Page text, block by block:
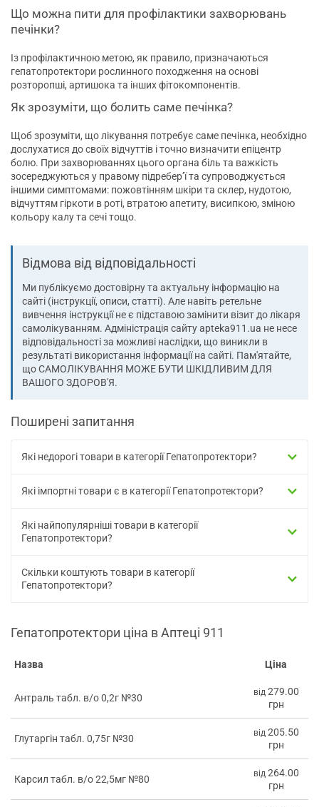
Що можна пити для профілактики захворювань
печінки?
Із профілактичною метою, як правило, призначаються
гепатопротектори рослинного походження на основі
розторопші, артишока та інших фітокомпонентів.
Як зрозуміти, що болить саме печінка?
Щоб зрозуміти, що лікування потребує саме печінка, необхідно
дослухатися до своїх відчуттів і точно визначити епіцентр
болю. При захворюваннях цього органа біль та важкість
зосереджуються у правому підребер’ї та супроводжується
іншими симптомами: пожовтінням шкіри та склер, нудотою,
відчуттям гіркоти в роті, втратою апетиту, висипкою, зміною
кольору калу та сечі тощо.
Відмова від відповідальності
Ми публікуємо достовірну та актуальну інформацію на
сайті (інструкції, описи, статті). Але навіть ретельне
вивчення інструкції не є підставою замінити візит до лікаря
самолікуванням. Адміністрація сайту apteka911.ua не несе
відповідальності за можливі наслідки, що виникли в
результаті використання інформації на сайті. Пам'ятайте,
що САМОЛІКУВАННЯ МОЖЕ БУТИ ШКІДЛИВИМ ДЛЯ
ВАШОГО ЗДОРОВ'Я.
Поширені запитання
Які недорогі товари в категорії Гепатопротектори?
Які імпортні товари є в категорії Гепатопротектори?
Які найпопулярніші товари в категорії
Гепатопротектори?
Скільки коштують товари в категорії
Гепатопротектори?
Гепатопротектори ціна в Аптеці 911
Назва Ціна
Антраль табл. в/о 0,2г №30 від279.00
грн
Глутаргін табл. 0,75г №30 від205.50
грн
Карсил табл. в/о 22,5мг №80 від264.00
грн